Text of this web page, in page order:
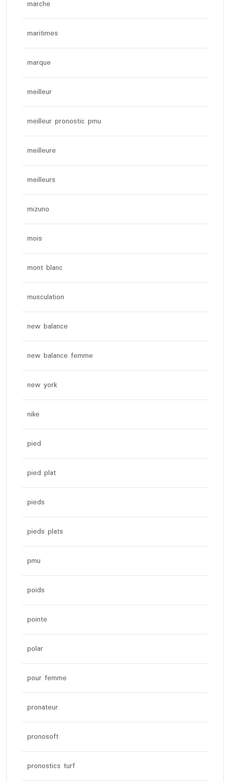
marche
maritimes
marque
meilleur
meilleur pronostic pmu
meilleure
meilleurs
mizuno
mois
mont blanc
musculation
new balance
new balance femme
new york
nike
pied
pied plat
pieds
pieds plats
pmu
poids
pointe
polar
pour femme
pronateur
pronosoft
pronostics turf